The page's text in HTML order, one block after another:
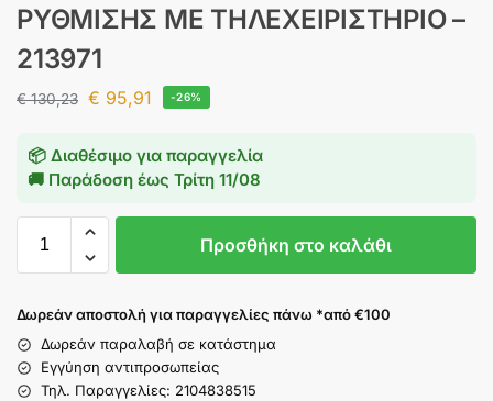
ΡΥΘΜΙΣΗΣ ΜΕ ΤΗΛΕΧΕΙΡΙΣΤΗΡΙΟ –
213971
€130,23 € 95,91 -26%
📦 Διαθέσιμο για παραγγελία
🚚 Παράδοση έως Τρίτη 11/08
Προσθήκη στο καλάθι
Δωρεάν αποστολή για παραγγελίες πάνω *από €100
Δωρεάν παραλαβή σε κατάστημα
Εγγύηση αντιπροσωπείας
Τηλ. Παραγγελίες: 2104838515